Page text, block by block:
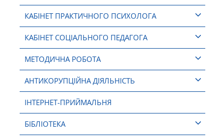
КАБІНЕТ ПРАКТИЧНОГО ПСИХОЛОГА
КАБІНЕТ СОЦІАЛЬНОГО ПЕДАГОГА
МЕТОДИЧНА РОБОТА
АНТИКОРУПЦІЙНА ДІЯЛЬНІСТЬ
ІНТЕРНЕТ-ПРИЙМАЛЬНЯ
БІБЛІОТЕКА